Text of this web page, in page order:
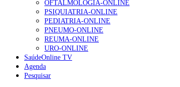
“Os programas de rastreio do cancro do
88 visualizações
Quase quatro em cada dez doentes com
86 visualizações
OFTALMOLOGIA-ONLINE
PSIQUIATRIA-ONLINE
PEDIATRIA-ONLINE
PNEUMO-ONLINE
REUMA-ONLINE
URO-ONLINE
SaúdeOnline TV
Agenda
Pesquisar